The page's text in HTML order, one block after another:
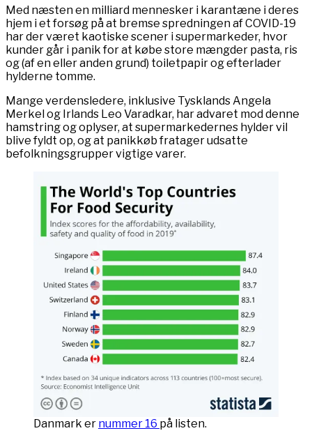
Med næsten en milliard mennesker i karantæne i deres
hjem i et forsøg på at bremse spredningen af ​​COVID-19
har der været kaotiske scener i supermarkeder, hvor
kunder går i panik for at købe store mængder pasta, ris
og (af en eller anden grund) toiletpapir og efterlader
hylderne tomme.
Mange verdensledere, inklusive Tysklands Angela
Merkel og Irlands Leo Varadkar, har advaret mod denne
hamstring og oplyser, at supermarkedernes hylder vil
blive fyldt op, og at panikkøb fratager udsatte
befolkningsgrupper vigtige varer.
Danmark er nummer 16 på listen.